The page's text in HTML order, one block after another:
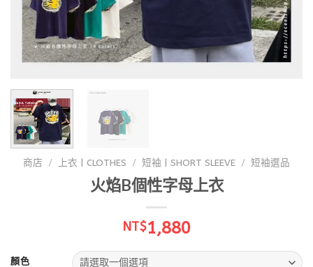
商店 / 上衣 | CLOTHES / 短袖 | SHORT SLEEVE / 短袖選品
火焰B個性字母上衣
NT$1,880
顏色